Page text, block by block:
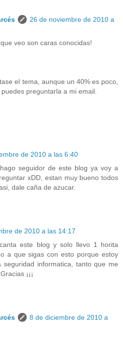
26 de noviembre de 2010 a
veo son caras conocidas!
el tema, aunque un 40% es poco,
preguntarla a mi email.
de 2010 a las 6:40
seguidor de este blog ya voy a
xDD, estan muy bueno todos
dale caña de azucar.
de 2010 a las 14:17
este blog y solo llevo 1 horita
a que sigas con esto porque estoy
seguridad informatica, tanto que me
¡¡¡
8 de diciembre de 2010 a